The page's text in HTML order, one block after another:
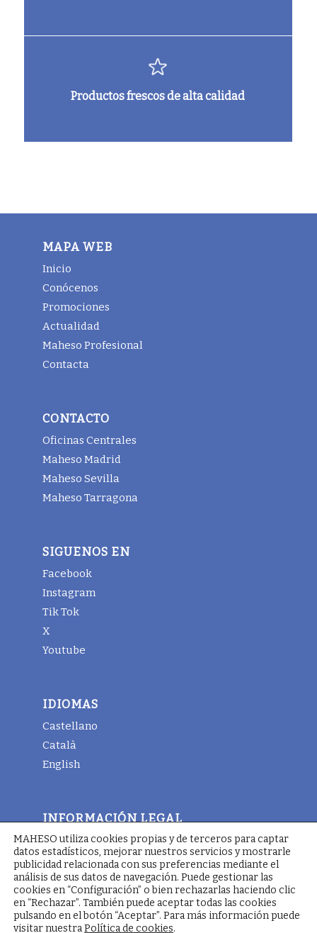
Productos frescos de alta calidad
MAPA WEB
Inicio
Conócenos
Promociones
Actualidad
Maheso Profesional
Contacta
CONTACTO
Oficinas Centrales
Maheso Madrid
Maheso Sevilla
Maheso Tarragona
SIGUENOS EN
Facebook
Instagram
Tik Tok
X
Youtube
IDIOMAS
Castellano
Català
English
INFORMACIÓN LEGAL
Aviso legal
Términos y condiciones generales
Política de cookies
© Copyright - Maheso 2025 - Web designed by
MAHESO utiliza cookies propias y de terceros para captar
datos estadísticos, mejorar nuestros servicios y mostrarle
publicidad relacionada con sus preferencias mediante el
análisis de sus datos de navegación. Puede gestionar las
cookies en “Configuración” o bien rechazarlas haciendo clic
en “Rechazar”. También puede aceptar todas las cookies
pulsando en el botón “Aceptar”. Para más información puede
visitar nuestraPolítica de cookies.